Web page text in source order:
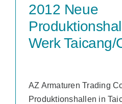
2012 Neue
Werk Taicang/
AZ Armaturen Trading
Produktionshallen in